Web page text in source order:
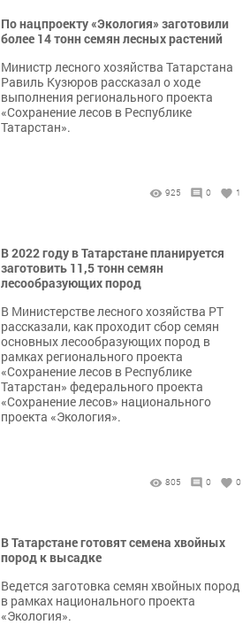
По нацпроекту «Экология» заготовили
более 14 тонн семян лесных растений
Министр лесного хозяйства Татарстана
Равиль Кузюров рассказал о ходе
выполнения регионального проекта
«Сохранение лесов в Республике
Татарстан».
925 0 1
В 2022 году в Татарстане планируется
заготовить 11,5 тонн семян
лесообразующих пород
В Министерстве лесного хозяйства РТ
рассказали, как проходит сбор семян
основных лесообразующих пород в
рамках регионального проекта
«Сохранение лесов в Республике
Татарстан» федерального проекта
«Сохранение лесов» национального
проекта «Экология».
805 0 0
В Татарстане готовят семена хвойных
пород к высадке
Ведется заготовка семян хвойных пород
в рамках национального проекта
«Экология».